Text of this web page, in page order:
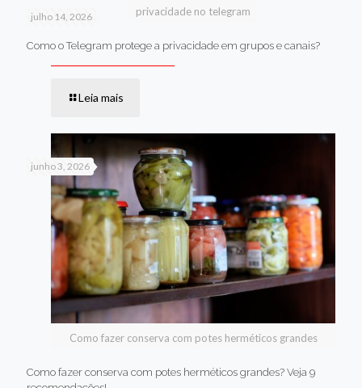
privacidade no telegram
julho 14, 2026
Como o Telegram protege a privacidade em grupos e canais?
Leia mais
Como fazer conserva com potes herméticos grandes
junho 3, 2026
Como fazer conserva com potes herméticos grandes? Veja 9